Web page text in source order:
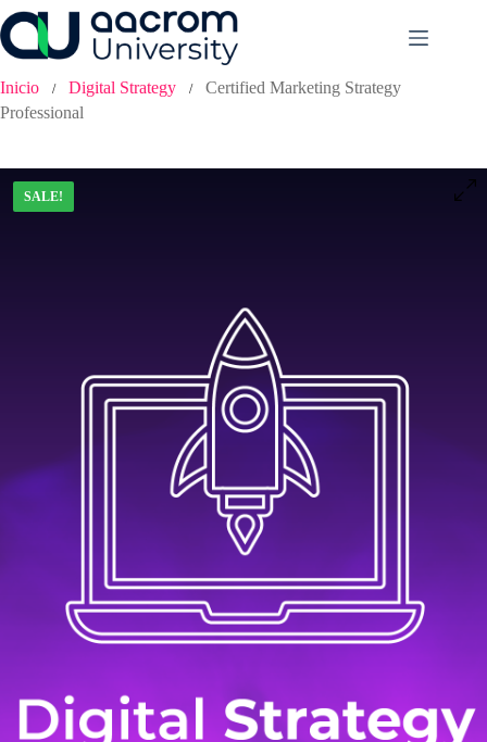
Saltar
al
contenido
Inicio / Digital Strategy /
Certified Marketing Strategy
Professional
SALE!